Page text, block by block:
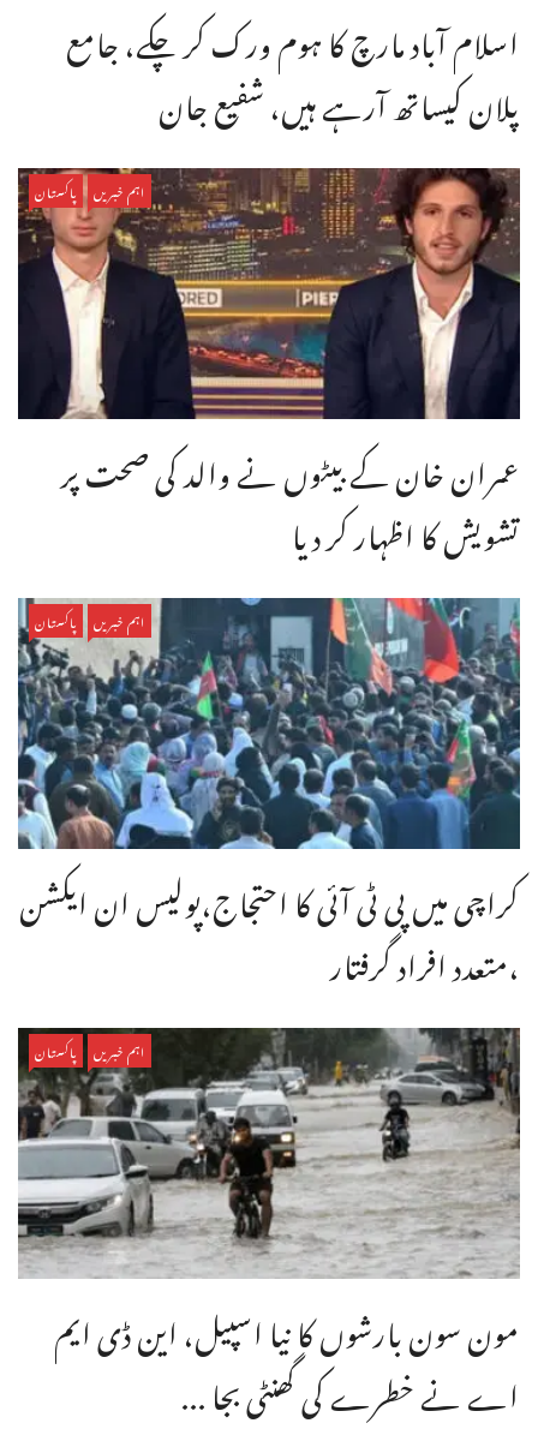
اسلام آباد مارچ کا ہوم ورک کر چکے، جامع
پلان کیساتھ آرہے ہیں، شفیع جان
اہم خبریں پاکستان
عمران خان کے بیٹوں نے والد کی صحت پر
تشویش کا اظہار کر دیا
اہم خبریں پاکستان
کراچی میں پی ٹی آئی کا احتجاج،پولیس ان ایکشن
،متعدد افراد گرفتار
اہم خبریں پاکستان
مون سون بارشوں کا نیا اسپیل، این ڈی ایم
اے نے خطرے کی گھنٹی بجا ...